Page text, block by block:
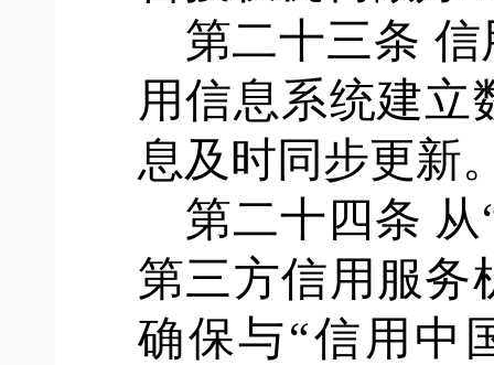
第二十三条 信
用信息系统建立
息及时同步更新
第二十四条 从
第三方信用服务
确保与“信用中